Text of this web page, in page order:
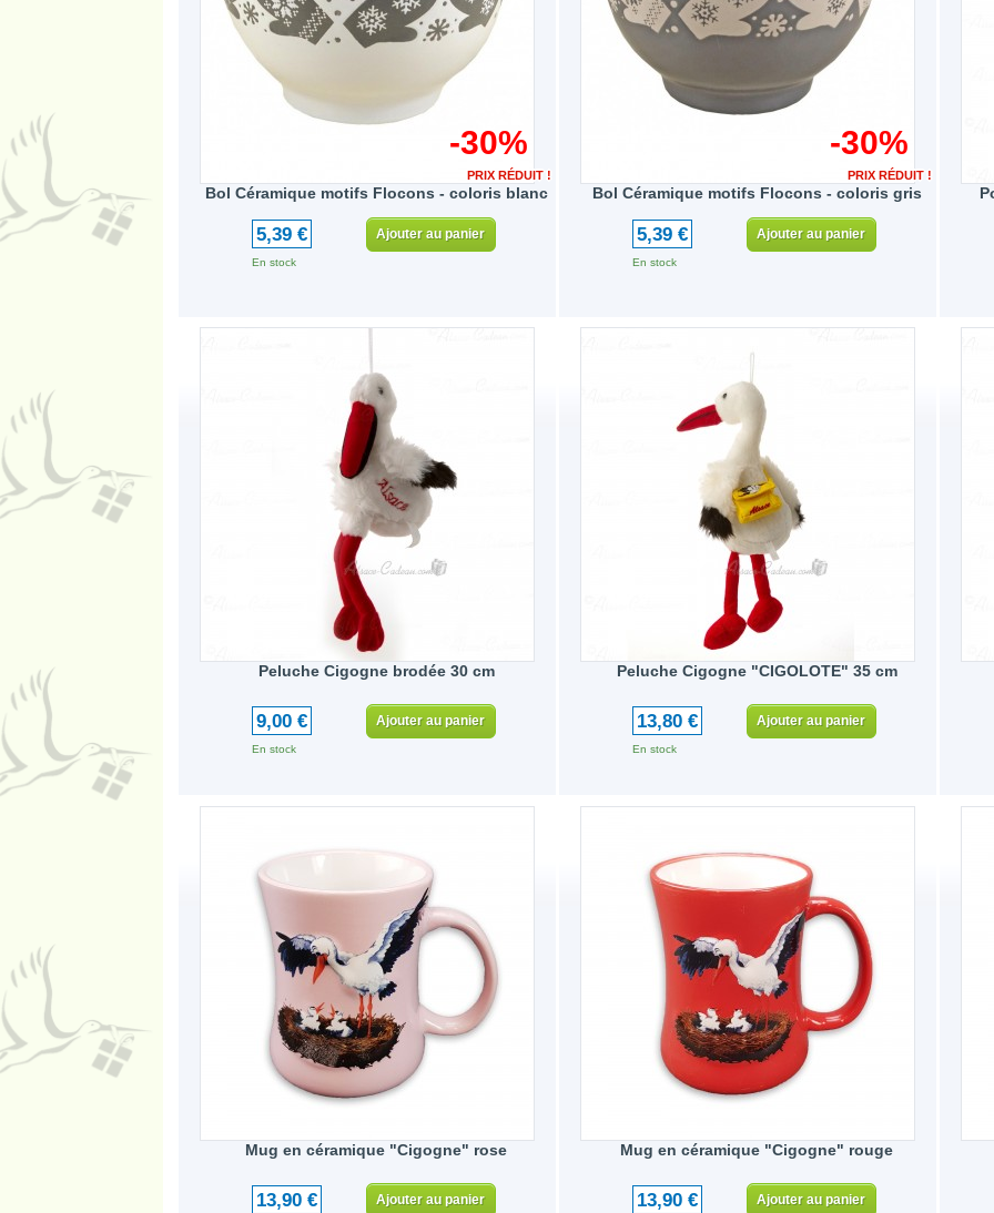
Bol Céramique motifs Flocons - coloris blanc
PRIX RÉDUIT !
-30%
5,39 €
En stock
Ajouter au panier
Bol Céramique motifs Flocons - coloris gris
PRIX RÉDUIT !
-30%
5,39 €
En stock
Ajouter au panier
Peluche Cigogne brodée 30 cm
9,00 €
En stock
Ajouter au panier
Peluche Cigogne "CIGOLOTE" 35 cm
13,80 €
En stock
Ajouter au panier
Mug en céramique "Cigogne" rose
13,90 € Ajouter au panier
Mug en céramique "Cigogne" rouge
13,90 € Ajouter au panier